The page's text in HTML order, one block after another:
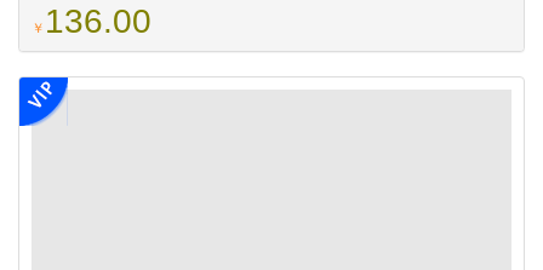
￥ 136.00